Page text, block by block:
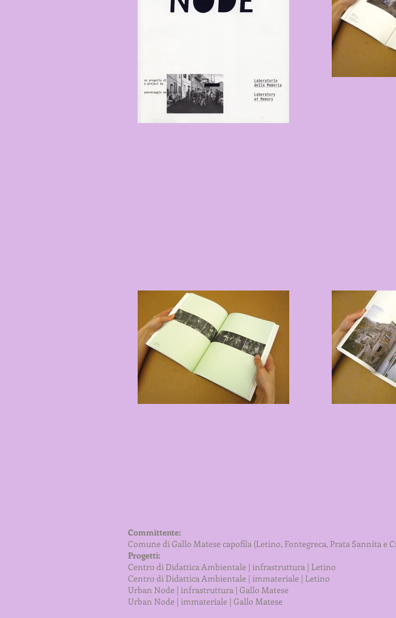
Committente:
Comune di Gallo Matese capofila (Letino, Fontegreca, Prata Sannita e
Progetti:
Centro di Didattica Ambientale | infrastruttura | Letino
Centro di Didattica Ambientale | immateriale | Letino
Urban Node | infrastruttura | Gallo Matese
Urban Node | immateriale | Gallo Matese